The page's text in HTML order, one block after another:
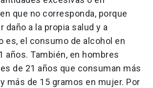
que no corresponda, porque
daño a la propia salud y a
es, el consumo de alcohol en
años. También, en hombres
de 21 años que consuman más
más de 15 gramos en mujer. Por